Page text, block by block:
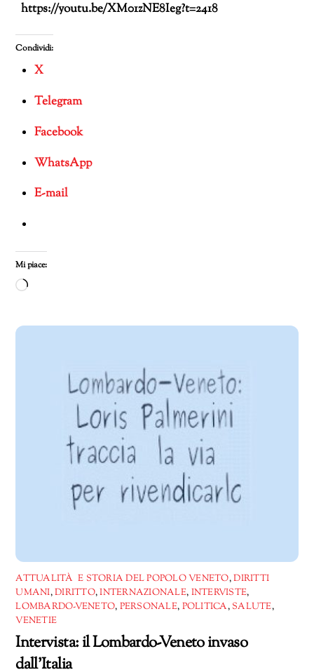
https://youtu.be/XM01zNE8Ieg?t=2418
Condividi:
X
Telegram
Facebook
WhatsApp
E-mail
Mi piace:
Caricamento
corso…
ATTUALITÀ E STORIA DEL POPOLO VENETO,DIRITTI
UMANI,DIRITTO,INTERNAZIONALE, INTERVISTE,
LOMBARDO-VENETO, PERSONALE, POLITICA,SALUTE,
VENETIE
Intervista: il Lombardo-Veneto invaso
dall’Italia